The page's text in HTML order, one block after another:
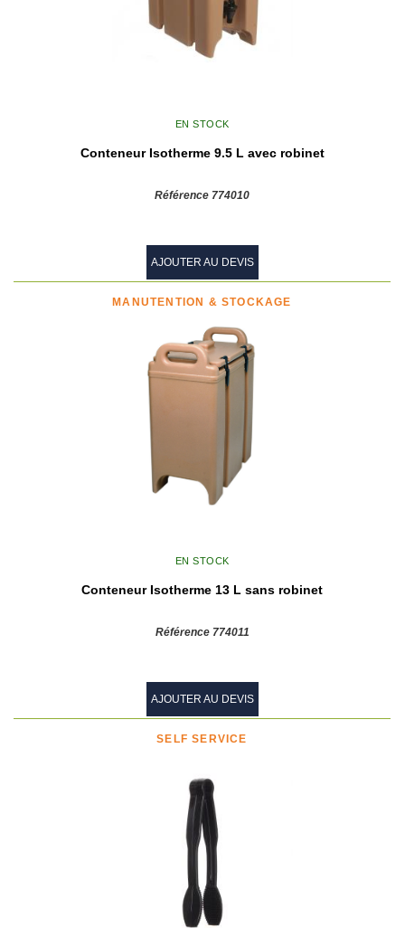
EN STOCK
Conteneur Isotherme 9.5 L avec robinet
Référence 774010
AJOUTER AU DEVIS
MANUTENTION & STOCKAGE
EN STOCK
Conteneur Isotherme 13 L sans robinet
Référence 774011
AJOUTER AU DEVIS
SELF SERVICE